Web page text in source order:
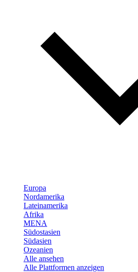
Europa
Nordamerika
Lateinamerika
Afrika
MENA
Südostasien
Südasien
Ozeanien
Alle ansehen
Alle Plattformen anzeigen